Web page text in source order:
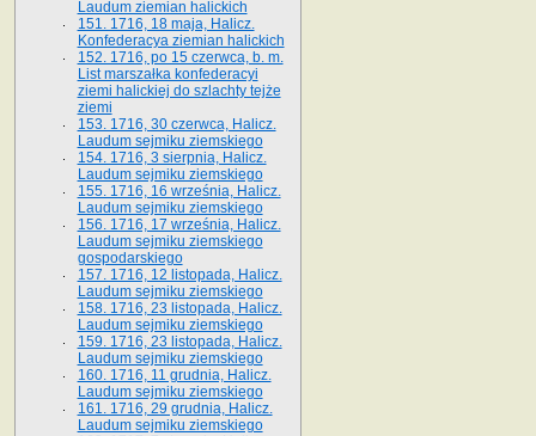
Laudum ziemian halickich
151. 1716, 18 maja, Halicz.
Konfederacya ziemian halickich
152. 1716, po 15 czerwca, b. m.
List marszałka konfederacyi
ziemi halickiej do szlachty tejże
ziemi
153. 1716, 30 czerwca, Halicz.
Laudum sejmiku ziemskiego
154. 1716, 3 sierpnia, Halicz.
Laudum sejmiku ziemskiego
155. 1716, 16 września, Halicz.
Laudum sejmiku ziemskiego
156. 1716, 17 września, Halicz.
Laudum sejmiku ziemskiego
gospodarskiego
157. 1716, 12 listopada, Halicz.
Laudum sejmiku ziemskiego
158. 1716, 23 listopada, Halicz.
Laudum sejmiku ziemskiego
159. 1716, 23 listopada, Halicz.
Laudum sejmiku ziemskiego
160. 1716, 11 grudnia, Halicz.
Laudum sejmiku ziemskiego
161. 1716, 29 grudnia, Halicz.
Laudum sejmiku ziemskiego